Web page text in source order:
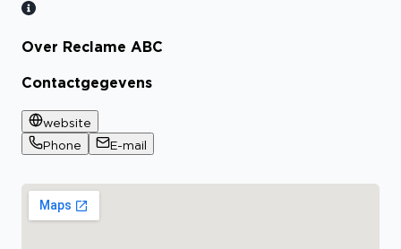
Over Reclame ABC
Contactgegevens
website
Phone
E-mail